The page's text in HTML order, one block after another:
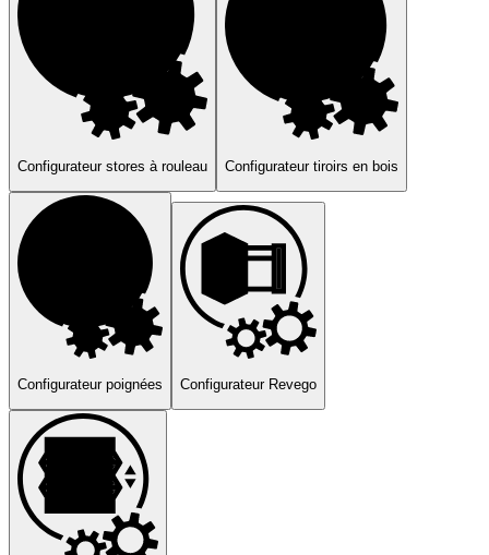
Configurateur stores à rouleau Configurateur tiroirs en bois
Configurateur poignées Configurateur Revego